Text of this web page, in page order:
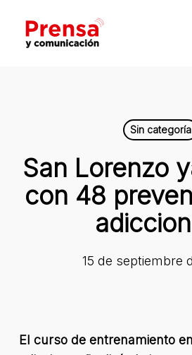
main
Sin categoría
San Lorenzo
con 48
15 de septiembre
El curso de entrenamiento